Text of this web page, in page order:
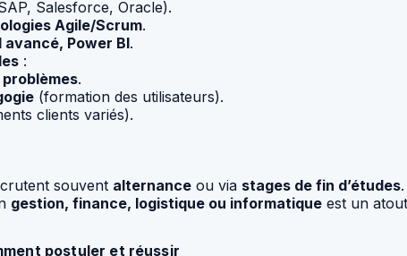
Salesforce, Oracle).
Agile/Scrum.
avancé, Power BI.
:
.
(formation des utilisateurs).
clients variés).
souvent alternance ou via stages de fin d’études.
gestion, finance, logistique ou informatique est un
postuler et réussir